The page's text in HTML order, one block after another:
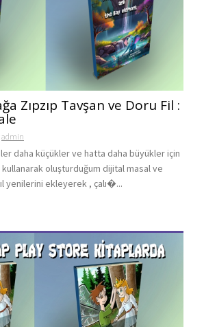
Zıpzıp Tavşan ve Doru Fil :
admin
daha küçükler ve hatta daha büyükler için
oluşturduğum dijital masal ve
yenilerini ekleyerek , çalı�...